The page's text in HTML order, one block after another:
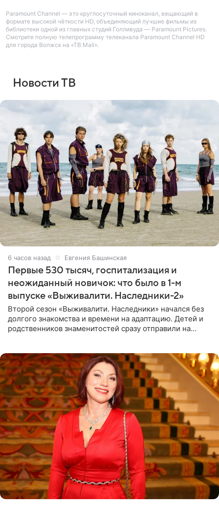
Paramount Channel — это круглосуточный киноканал, вещающий в
формате высокой чёткости HD, объединяющий лучшие фильмы из
библиотеки одной из главных студий Голливуда — Paramount Pictures.
Смотрите полную телепрограмму телеканала Paramount Channel HD
для города Волжск на «ТВ Mail».
Новости ТВ
6 часов назад Евгения Башинская
Первые 530 тысяч, госпитализация и
неожиданный новичок: что было в 1-м
выпуске «Выживалити. Наследники-2»
Второй сезон «Выживалити. Наследники» начался без
долгого знакомства и времени на адаптацию. Детей и
родственников знаменитостей сразу отправили на